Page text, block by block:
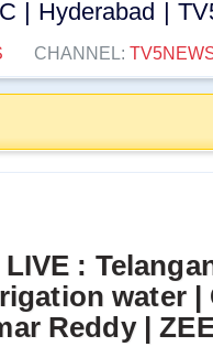
| Hyderabad |
CHANNEL:
LIVE :
water |
Reddy |